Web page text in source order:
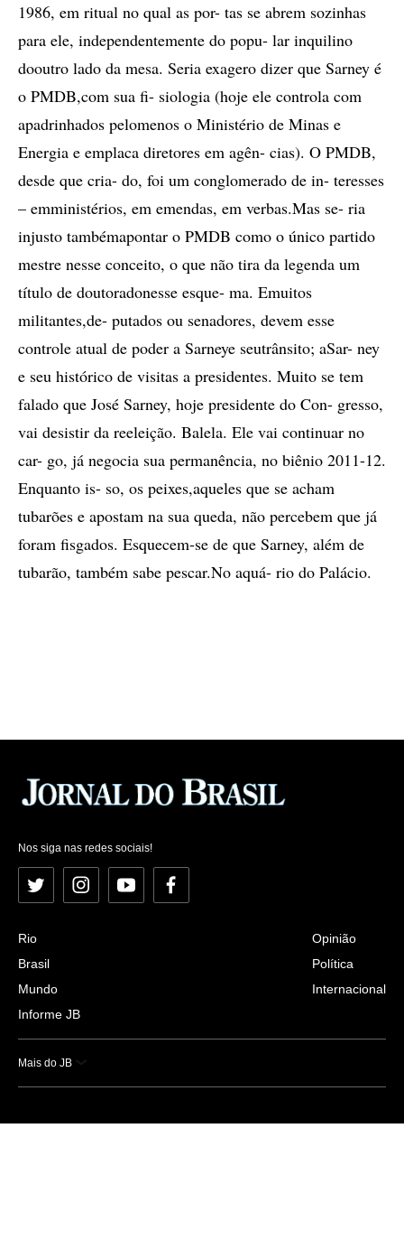
1986, em ritual no qual as por- tas se abrem sozinhas
para ele, independentemente do popu- lar inquilino
dooutro lado da mesa. Seria exagero dizer que Sarney é
o PMDB,com sua fi- siologia (hoje ele controla com
apadrinhados pelomenos o Ministério de Minas e
Energia e emplaca diretores em agên- cias). O PMDB,
desde que cria- do, foi um conglomerado de in- teresses
– emministérios, em emendas, em verbas.Mas se- ria
injusto tambémapontar o PMDB como o único partido
mestre nesse conceito, o que não tira da legenda um
título de doutoradonesse esque- ma. Emuitos
militantes,de- putados ou senadores, devem esse
controle atual de poder a Sarneye seutrânsito; aSar- ney
e seu histórico de visitas a presidentes. Muito se tem
falado que José Sarney, hoje presidente do Con- gresso,
vai desistir da reeleição. Balela. Ele vai continuar no
car- go, já negocia sua permanência, no biênio 2011-12.
Enquanto is- so, os peixes,aqueles que se acham
tubarões e apostam na sua queda, não percebem que já
foram fisgados. Esquecem-se de que Sarney, além de
tubarão, também sabe pescar.No aquá- rio do Palácio.
Nos siga nas redes sociais!
Twitter InstagramYouTubeFacebook
Rio
Brasil
Mundo
Informe JB
Opinião
Política
Internacional
Mais do JB
Esportes